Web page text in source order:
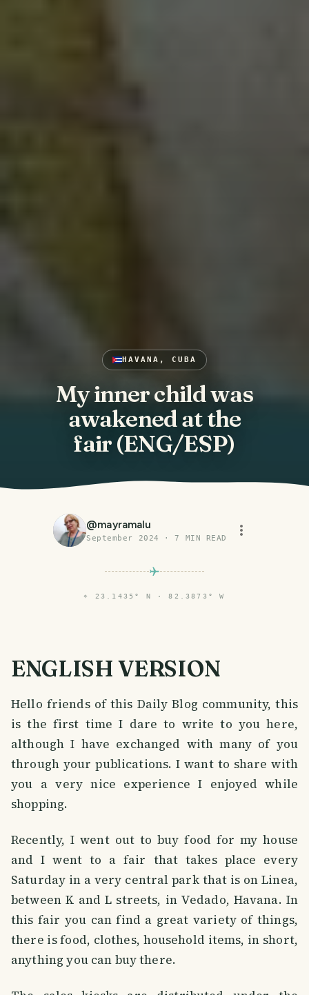
HAVANA, CUBA
My inner child was
awakened at the
fair (ENG/ESP)
@mayramalu
September 2024 ·7 MIN READ
⌖ 23.1435° N · 82.3873° W
ENGLISH VERSION
Hello friends of this Daily Blog community, this
is the first time I dare to write to you here,
although I have exchanged with many of you
through your publications. I want to share with
you a very nice experience I enjoyed while
shopping.
Recently, I went out to buy food for my house
and I went to a fair that takes place every
Saturday in a very central park that is on Linea,
between K and L streets, in Vedado, Havana. In
this fair you can find a great variety of things,
there is food, clothes, household items, in short,
anything you can buy there.